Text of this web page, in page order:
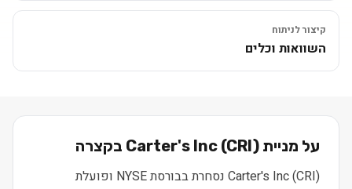
קיצור לניתוח
השוואות וכלים
על מניית Carter's Inc (CRI) בקצרה
Carter's Inc (CRI) נסחרת בבורסת NYSE ופועלת